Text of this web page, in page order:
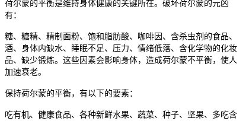
荷尔蒙的平衡是维持身体健康的关键所在。破坏荷尔蒙的元凶
有：
糖、糖精、精制面粉、饱和脂肪酸、咖啡因、含杀虫剂的食品、
酒、身体内缺水、睡眠不足、压力、情绪低落、含化学物的化妆
品、缺少锻炼。这些因素会影响身体，造成荷尔蒙不平衡，使人
加速衰老。
保持荷尔蒙的平衡，有以下的要素：
吃有机、健康食品、各种新鲜水果、蔬菜、种子、坚果、多吃含